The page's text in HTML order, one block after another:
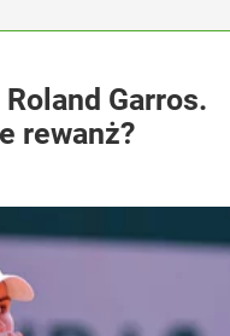
Garros.
rewanż?